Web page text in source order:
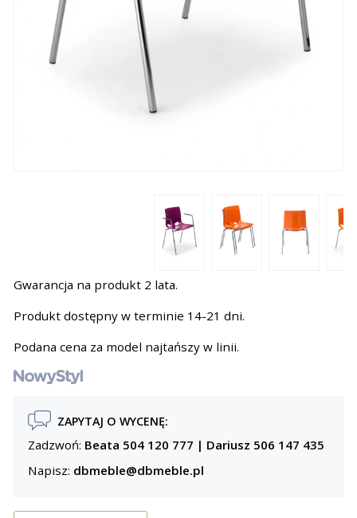
Gwarancja na produkt 2 lata.
Produkt dostępny w terminie 14-21 dni.
Podana cena za model najtańszy w linii.
ZAPYTAJ O WYCENĘ:
Zadzwoń: Beata 504 120 777 | Dariusz 506 147 435
Napisz: dbmeble@dbmeble.pl